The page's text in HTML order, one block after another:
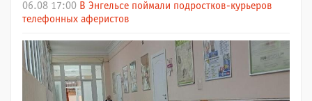
06.08 17:00 В Энгельсе поймали подростков-курьеров
телефонных аферистов